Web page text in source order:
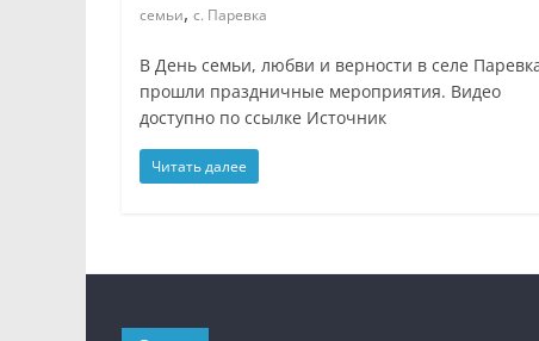
семьи, с. Паревка
В День семьи, любви и верности в селе
прошли праздничные мероприятия. Видео
доступно по ссылке Источник
Читать далее